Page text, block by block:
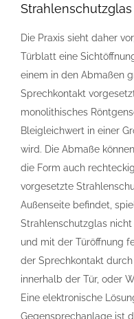
Die Praxis sieht daher
Türblatt eine
einem in den Abmaßen
Sprechkontakt
monolithisches
Bleigleichwert in einer
wird. Die Abmaße
die Form auch
vorgesetzte
Außenseite befindet,
Strahlenschutzglas
und mit der Türöffnung
der Sprechkontakt
innerhalb der Tür, oder
Eine elektronische
Gegensprechanlage ist